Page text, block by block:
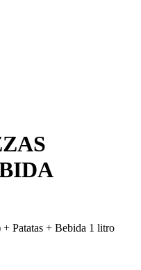
Patatas + Bebida 1 litro